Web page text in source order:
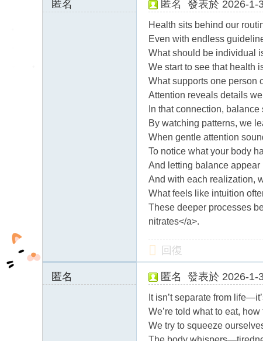
匿名
匿名 發表於 2026-1-
Health sits behind our
Even with endless
What should be individual
We start to see that health
What supports one person
Attention reveals details
In that connection,
By watching patterns, we
When gentle attention
To notice what your body
And letting balance appear
And with each realization,
What feels like intuition
These deeper processes
nitrates</a>.
回復
匿名
匿名 發表於 2026-1-
It isn’t separate from
We’re told what to eat,
We try to squeeze